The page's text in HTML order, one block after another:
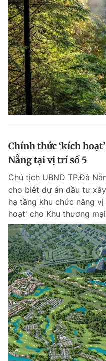
Tin thị trường
Video
Sản phẩm khác
Tiện ích
Thông tin tòa soạn
Đọc Thanh Niên trên
Theo dõi báo trên
Hotline
0906 645 777
Đặt báo Quảng cáo
Đăng xuất
Chính thức ‘kích
Nẵng tại vị trí số 5
Chủ tịch UBND TP.Đà
cho biết dự án đầu tư
hạ tầng khu chức năng
hoạt' cho Khu thương